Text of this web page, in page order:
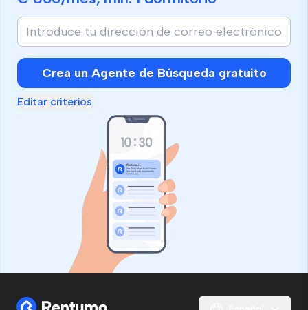
Crea un Agente de Búsqueda gratuito
Editar criterios